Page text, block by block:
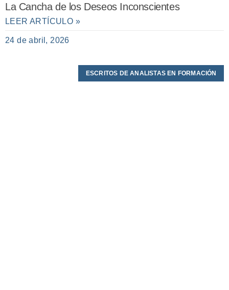
La Cancha de los Deseos Inconscientes
LEER ARTÍCULO »
24 de abril, 2026
ESCRITOS DE ANALISTAS EN FORMACIÓN